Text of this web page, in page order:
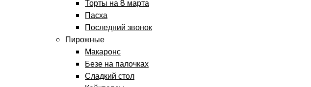
Торты на 8 марта
Пасха
Последний звонок
Пирожные
Макаронс
Безе на палочках
Сладкий стол